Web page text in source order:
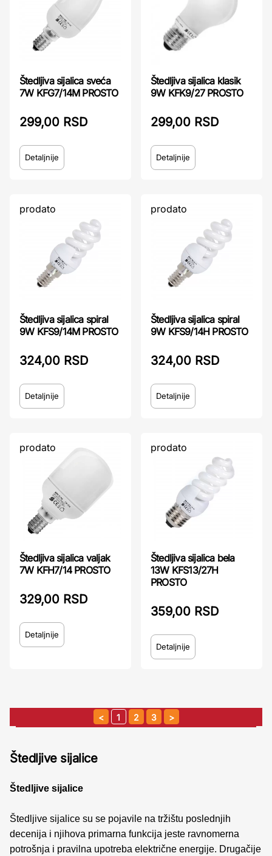
Štedljiva sijalica sveća
7W KFG7/14M PROSTO
299,00 RSD
Detaljnije
Štedljiva sijalica klasik
9W KFK9/27 PROSTO
299,00 RSD
Detaljnije
prodato
Štedljiva sijalica spiral
9W KFS9/14M PROSTO
324,00 RSD
Detaljnije
prodato
Štedljiva sijalica spiral
9W KFS9/14H PROSTO
324,00 RSD
Detaljnije
prodato
Štedljiva sijalica valjak
7W KFH7/14 PROSTO
329,00 RSD
Detaljnije
prodato
Štedljiva sijalica bela
13W KFS13/27H
PROSTO
359,00 RSD
Detaljnije
1 2 3
Štedljive sijalice
Štedljive sijalice
Štedljive sijalice su se pojavile na tržištu poslednjih
decenija i njihova primarna funkcija jeste ravnomerna
potrošnja i pravilna upotreba električne energije. Drugačije